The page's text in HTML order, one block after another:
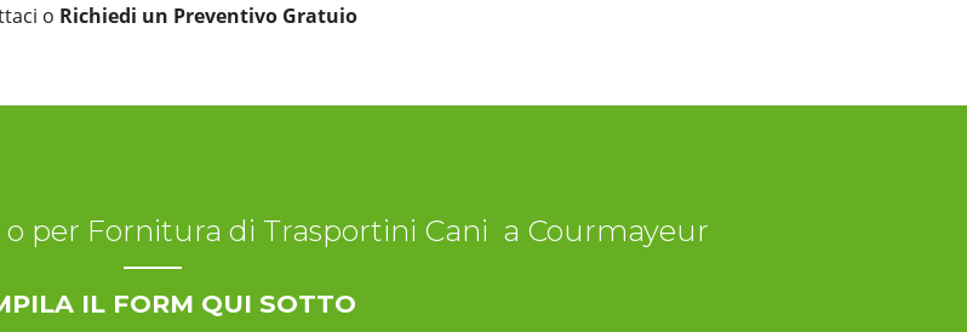
o Richiedi un Preventivo Gratuio
o per Fornitura di Trasportini Cani a Courmayeur
IL FORM QUI SOTTO